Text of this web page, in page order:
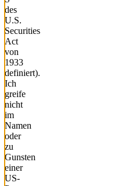
des
U.S.
Securities
Act
von
1933
definiert).
Ich
greife
nicht
im
Namen
oder
zu
Gunsten
einer
US-